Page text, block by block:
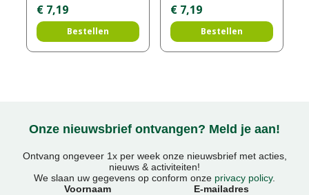
€ 7,19
Bestellen
€ 7,19
Bestellen
Onze nieuwsbrief ontvangen? Meld je aan!
Ontvang ongeveer 1x per week onze nieuwsbrief met acties,
nieuws & activiteiten!
We slaan uw gegevens op conform onze privacy policy.
Voornaam
E-mailadres